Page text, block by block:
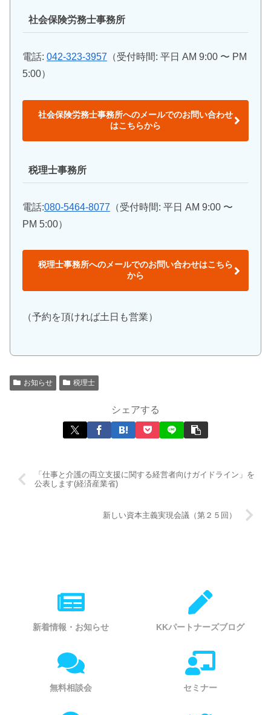
社会保険労務士事務所
電話: 042-323-3957 （受付時間: 平日 AM 9:00 〜 PM
5:00）
社会保険労務士事務所へのメールでのお問い合わせ
はこちらから
税理士事務所
電話:080-5464-8077 （受付時間: 平日 AM 9:00 〜
PM 5:00）
税理士事務所へのメールでのお問い合わせはこちら
から
（予約を頂ければ土日も営業）
お知らせ 税理士
シェアする
「仕事と介護の両立支援に関する経営者向けガイドライン」を
公表します(経済産業省)
新しい資本主義実現会議（第２５回）
新着情報・お知らせ KKパートナーズブログ
無料相談会 セミナー